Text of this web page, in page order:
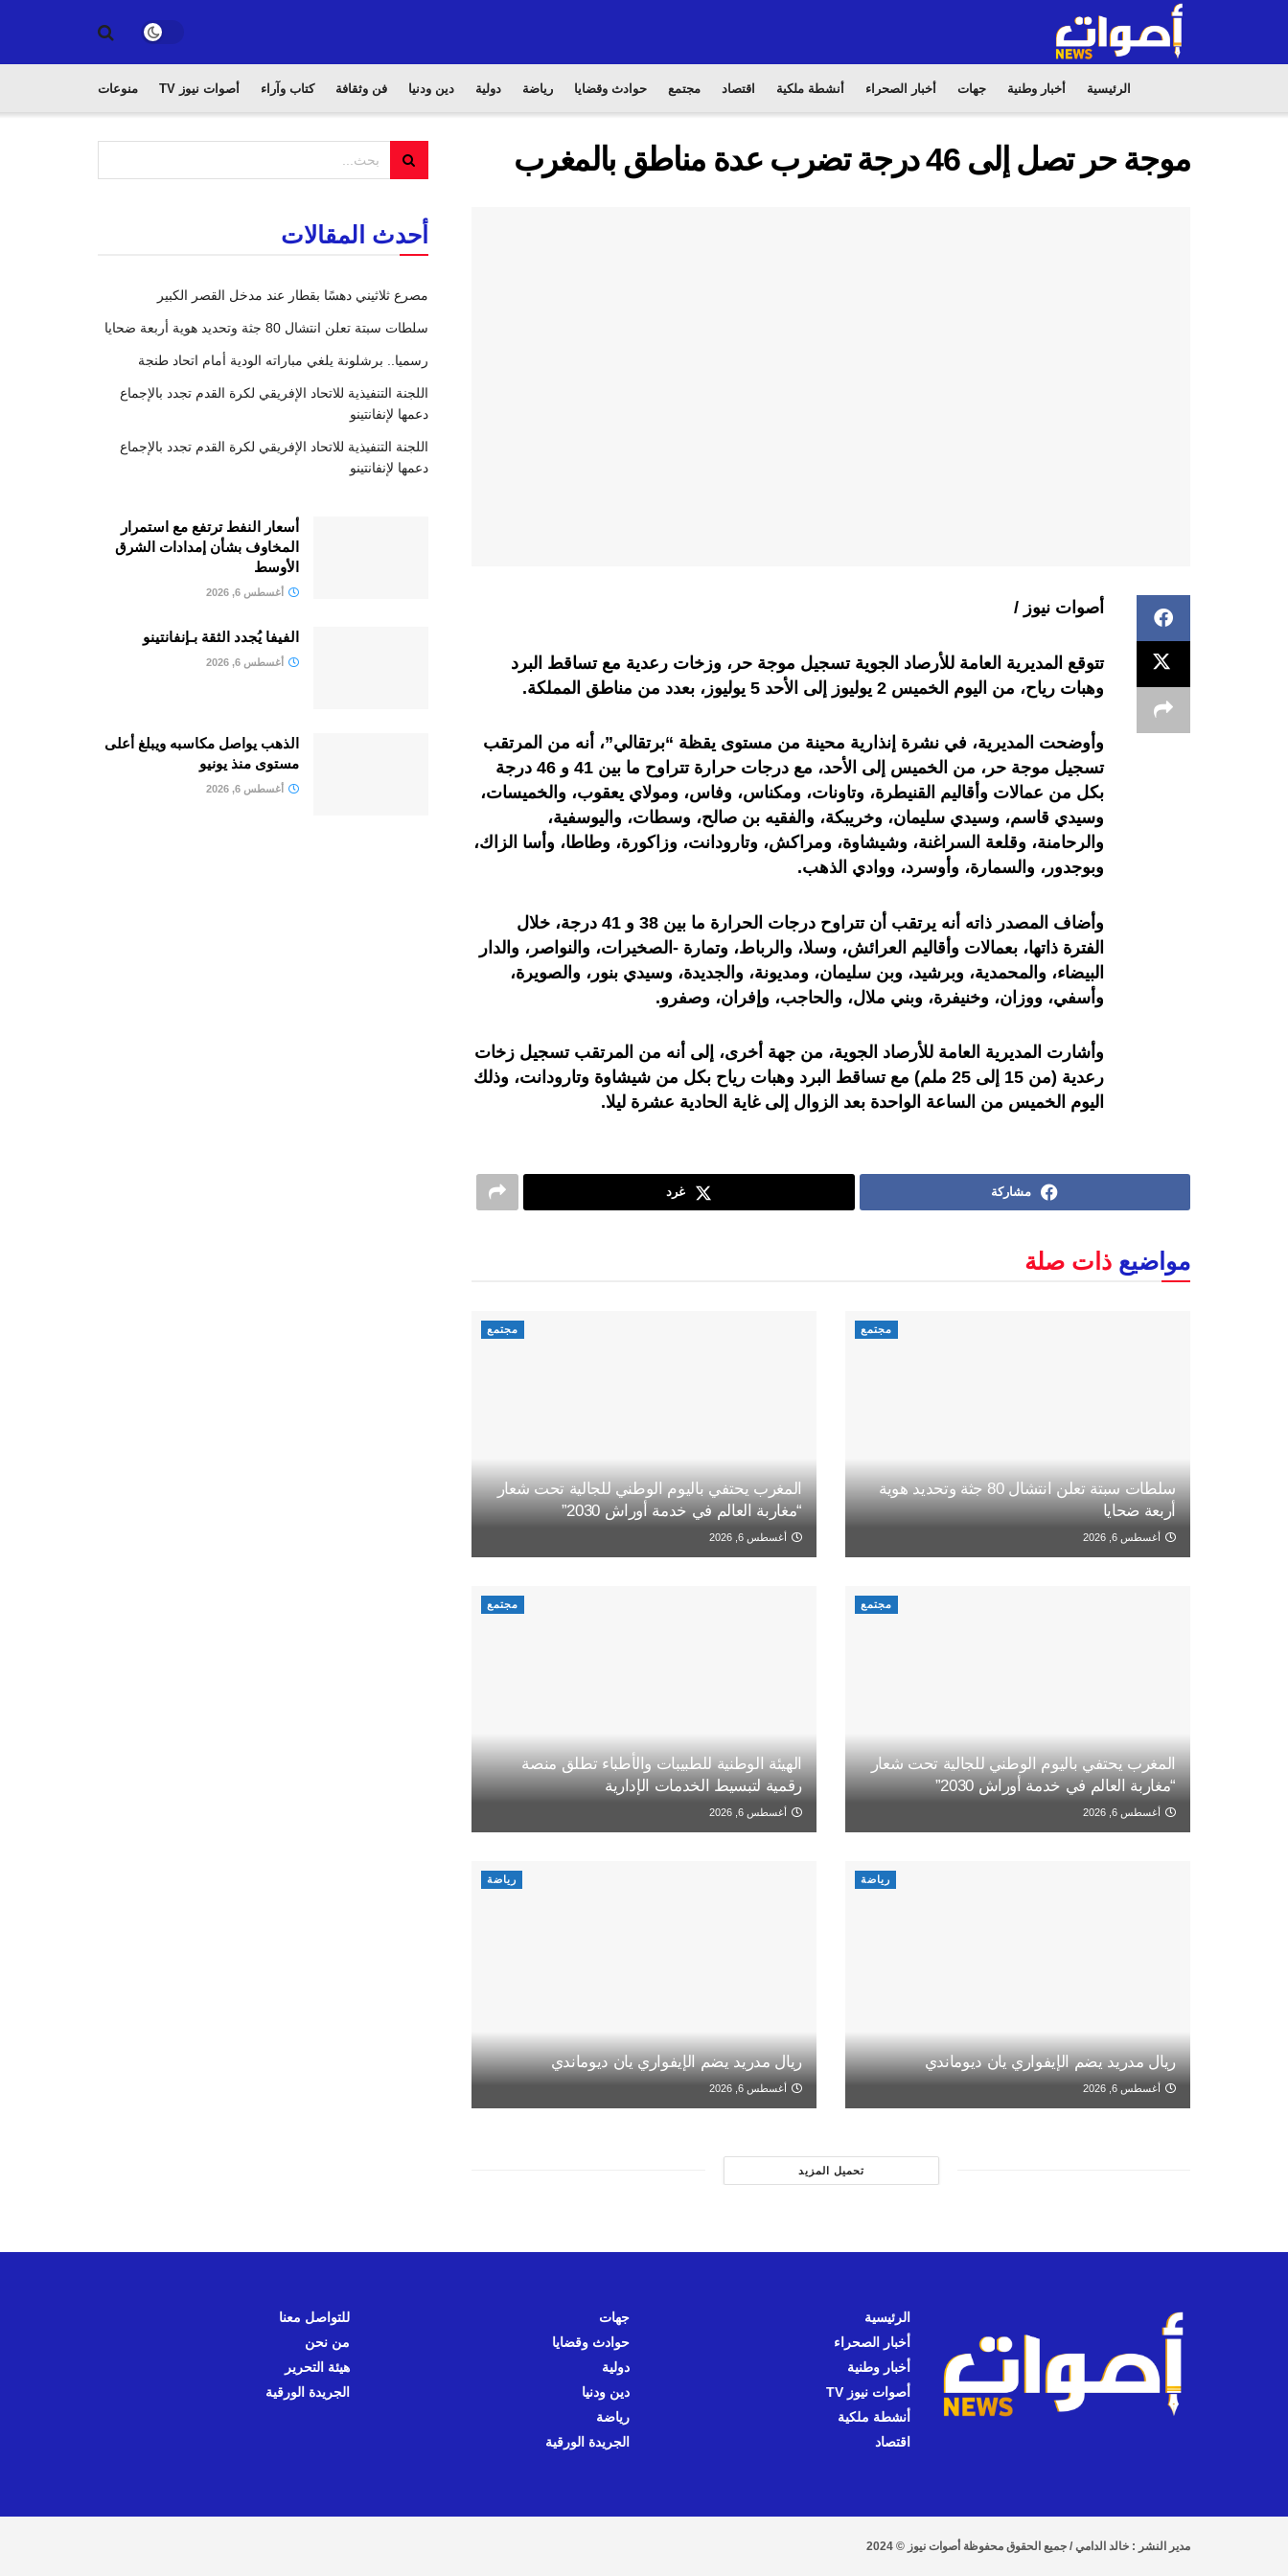
الرئيسية أخبار وطنية جهات أخبار الصحراء أنشطة ملكية اقتصاد مجتمع حوادث وقضايا رياضة دولية دين ودنيا فن وثقافة كتاب وآراء أصوات نيوز TV منوعات
موجة حر تصل إلى 46 درجة تضرب عدة مناطق بالمغرب
أصوات نيوز /
تتوقع المديرية العامة للأرصاد الجوية تسجيل موجة حر، وزخات رعدية مع تساقط البرد
وهبات رياح، من اليوم الخميس 2 يوليوز إلى الأحد 5 يوليوز، بعدد من مناطق المملكة.
وأوضحت المديرية، في نشرة إنذارية محينة من مستوى يقظة “برتقالي”، أنه من المرتقب
تسجيل موجة حر، من الخميس إلى الأحد، مع درجات حرارة تتراوح ما بين 41 و 46 درجة
بكل من عمالات وأقاليم القنيطرة، وتاونات، ومكناس، وفاس، ومولاي يعقوب، والخميسات،
وسيدي قاسم، وسيدي سليمان، وخريبكة، والفقيه بن صالح، وسطات، واليوسفية،
والرحامنة، وقلعة السراغنة، وشيشاوة، ومراكش، وتارودانت، وزاكورة، وطاطا، وأسا الزاك،
وبوجدور، والسمارة، وأوسرد، ووادي الذهب.
وأضاف المصدر ذاته أنه يرتقب أن تتراوح درجات الحرارة ما بين 38 و 41 درجة، خلال
الفترة ذاتها، بعمالات وأقاليم العرائش، وسلا، والرباط، وتمارة -الصخيرات، والنواصر، والدار
البيضاء، والمحمدية، وبرشيد، وبن سليمان، ومديونة، والجديدة، وسيدي بنور، والصويرة،
وأسفي، ووزان، وخنيفرة، وبني ملال، والحاجب، وإفران، وصفرو.
وأشارت المديرية العامة للأرصاد الجوية، من جهة أخرى، إلى أنه من المرتقب تسجيل زخات
رعدية (من 15 إلى 25 ملم) مع تساقط البرد وهبات رياح بكل من شيشاوة وتارودانت، وذلك
اليوم الخميس من الساعة الواحدة بعد الزوال إلى غاية الحادية عشرة ليلا.
مشاركة غرد
مواضيع ذات صلة
مجتمع
سلطات سبتة تعلن انتشال 80 جثة وتحديد هوية
أربعة ضحايا
أغسطس 6, 2026
مجتمع
المغرب يحتفي باليوم الوطني للجالية تحت شعار
“مغاربة العالم في خدمة أوراش 2030”
أغسطس 6, 2026
مجتمع
المغرب يحتفي باليوم الوطني للجالية تحت شعار
“مغاربة العالم في خدمة أوراش 2030”
أغسطس 6, 2026
مجتمع
الهيئة الوطنية للطبيبات والأطباء تطلق منصة
رقمية لتبسيط الخدمات الإدارية
أغسطس 6, 2026
رياضة
ريال مدريد يضم الإيفواري يان ديوماندي
أغسطس 6, 2026
رياضة
ريال مدريد يضم الإيفواري يان ديوماندي
أغسطس 6, 2026
تحميل المزيد
أحدث المقالات
مصرع ثلاثيني دهسًا بقطار عند مدخل القصر الكبير
سلطات سبتة تعلن انتشال 80 جثة وتحديد هوية أربعة ضحايا
رسميا.. برشلونة يلغي مباراته الودية أمام اتحاد طنجة
اللجنة التنفيذية للاتحاد الإفريقي لكرة القدم تجدد بالإجماع
دعمها لإنفانتينو
اللجنة التنفيذية للاتحاد الإفريقي لكرة القدم تجدد بالإجماع
دعمها لإنفانتينو
أسعار النفط ترتفع مع استمرار
المخاوف بشأن إمدادات الشرق
الأوسط
أغسطس 6, 2026
الفيفا يُجدد الثقة بـإنفانتينو
أغسطس 6, 2026
الذهب يواصل مكاسبه ويبلغ أعلى
مستوى منذ يونيو
أغسطس 6, 2026
الرئيسية
أخبار الصحراء
أخبار وطنية
أصوات نيوز TV
أنشطة ملكية
اقتصاد
جهات
حوادث وقضايا
دولية
دين ودنيا
رياضة
الجريدة الورقية
للتواصل معنا
من نحن
هيئة التحرير
الجريدة الورقية
مدير النشر : خالد الدامي / جميع الحقوق محفوظة أصوات نيوز © 2024